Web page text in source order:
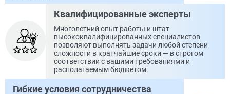
Квалифицированные эксперты
Многолетний опыт работы и штат
высококвалифицированных специалистов
позволяют выполнять задачи любой степени
сложности в кратчайшие сроки — в строгом
соответствии с вашими требованиями и
располагаемым бюджетом.
Гибкие условия сотрудничества